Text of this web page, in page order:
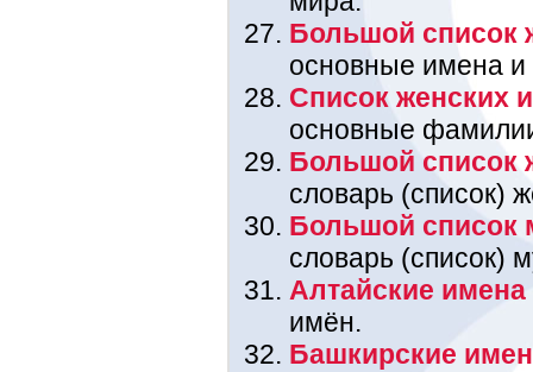
Большой список
основные имена
Список женских
основные
Большой список
словарь (список)
Большой список
словарь (список)
Алтайские имена
имён.
Башкирские